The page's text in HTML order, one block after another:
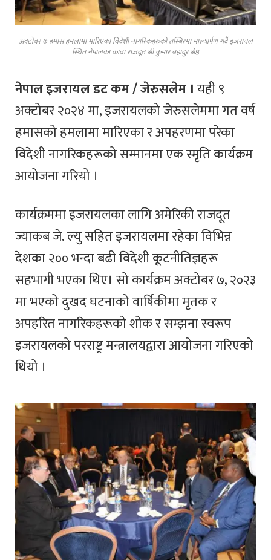
अक्टोबर ७ हमास हमलामा मारिएका विदेशी नागरिकहरुको तस्बिरमा माल्यार्पण गर्दै इजरायल
स्थित नेपालका कावा राजदूत श्री कुमार बहादुर श्रेष्ठ
नेपाल इजरायल डट कम / जेरुसलेम ।यही ९
अक्टोबर २०२४ मा, इजरायलको जेरुसलेममा गत वर्ष
हमासको हमलामा मारिएका र अपहरणमा परेका
विदेशी नागरिकहरूको सम्मानमा एक स्मृति कार्यक्रम
आयोजना गरियो ।
कार्यक्रममा इजरायलका लागि अमेरिकी राजदूत
ज्याकब जे. ल्यु सहित इजरायलमा रहेका विभिन्न
देशका २०० भन्दा बढी विदेशी कूटनीतिज्ञहरू
सहभागी भएका थिए। सो कार्यक्रम अक्टोबर ७, २०२३
मा भएको दुखद घटनाको वार्षिकीमा मृतक र
अपहरित नागरिकहरूको शोक र सम्झना स्वरूप
इजरायलको परराष्ट्र मन्त्रालयद्वारा आयोजना गरिएको
थियो ।